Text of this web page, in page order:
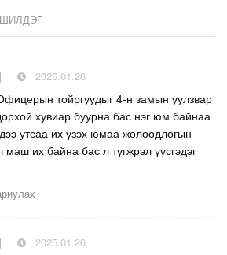
ШИЛДЭГ
2025.01.26
тойргуудыг 4-н замын уулзвар
хувиар буурна бас нэг юм байнаа
утсаа их үзэх юмаа жолоодлогын
их байна бас л түгжрэл үүсгэдэг
2025.01.26